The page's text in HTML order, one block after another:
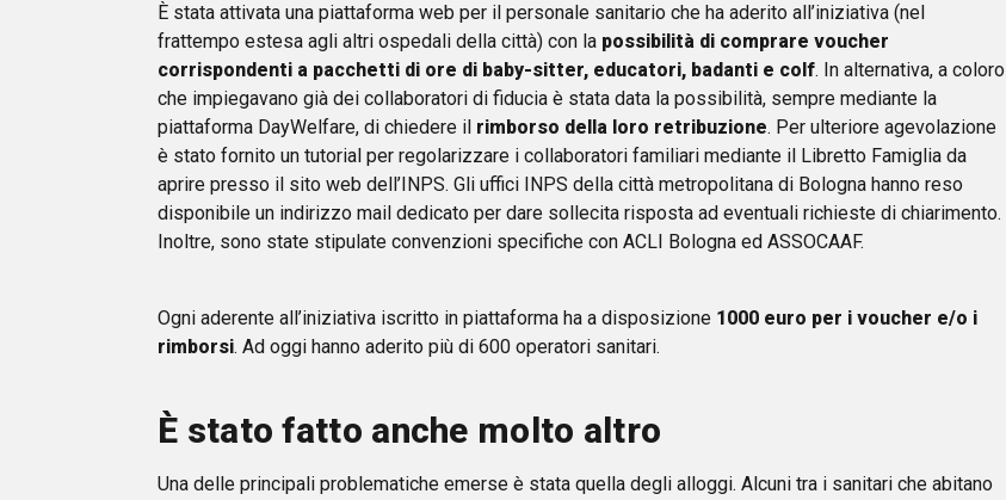
È stata attivata una piattaforma web per il personale sanitario che ha aderito all’iniziativa (nel
frattempo estesa agli altri ospedali della città) con la possibilità di comprare voucher
corrispondenti a pacchetti di ore di baby-sitter, educatori, badanti e colf. In alternativa, a coloro
che impiegavano già dei collaboratori di fiducia è stata data la possibilità, sempre mediante la
piattaforma DayWelfare, di chiedere il rimborso della loro retribuzione. Per ulteriore agevolazione
è stato fornito un tutorial per regolarizzare i collaboratori familiari mediante il Libretto Famiglia da
aprire presso il sito web dell’INPS. Gli uffici INPS della città metropolitana di Bologna hanno reso
disponibile un indirizzo mail dedicato per dare sollecita risposta ad eventuali richieste di chiarimento.
Inoltre, sono state stipulate convenzioni specifiche con ACLI Bologna ed ASSOCAAF.
Ogni aderente all’iniziativa iscritto in piattaforma ha a disposizione 1000 euro per i voucher e/o i
rimborsi. Ad oggi hanno aderito più di 600 operatori sanitari.
È stato fatto anche molto altro
Una delle principali problematiche emerse è stata quella degli alloggi. Alcuni tra i sanitari che abitano